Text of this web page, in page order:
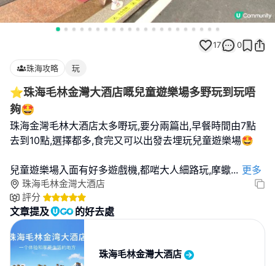
17 0
珠海攻略 玩
⭐️珠海毛林金灣大酒店嘅兒童遊樂場多野玩到玩唔
夠🤩
珠海金灣毛林大酒店太多嘢玩,要分兩篇出,早餐時間由7點
去到10點,選擇都多,食完又可以出發去埋玩兒童遊樂場🤩
兒童遊樂場入面有好多遊戲機,都啱大人細路玩,摩蠍... 更多
珠海毛林金灣大酒店
評分
文章提及 的好去處
珠海毛林金灣大酒店